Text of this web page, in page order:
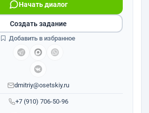
+7 (910) 706-50-96
Начать диалог
dmitriy@osetskiy.ru
Создать задание
Добавить в избранное